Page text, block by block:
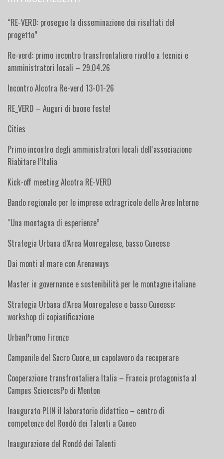
“RE-VERD: prosegue la disseminazione dei risultati del
progetto”
Re-verd: primo incontro transfrontaliero rivolto a tecnici e
amministratori locali – 29.04.26
Incontro Alcotra Re-verd 13-01-26
RE_VERD – Auguri di buone feste!
Cities
Primo incontro degli amministratori locali dell’associazione
Riabitare l’Italia
Kick-off meeting Alcotra RE-VERD
Bando regionale per le imprese extragricole delle Aree Interne
“Una montagna di esperienze”
Strategia Urbana d’Area Monregalese, basso Cuneese
Dai monti al mare con Arenaways
Master in governance e sostenibilità per le montagne italiane
Strategia Urbana d’Area Monregalese e basso Cuneese:
workshop di copianificazione
UrbanPromo Firenze
Campanile del Sacro Cuore, un capolavoro da recuperare
Cooperazione transfrontaliera Italia – Francia protagonista al
Campus SciencesPo di Menton
Inaugurato PLIN il laboratorio didattico – centro di
competenze del Rondò dei Talenti a Cuneo
Inaugurazione del Rondó dei Talenti